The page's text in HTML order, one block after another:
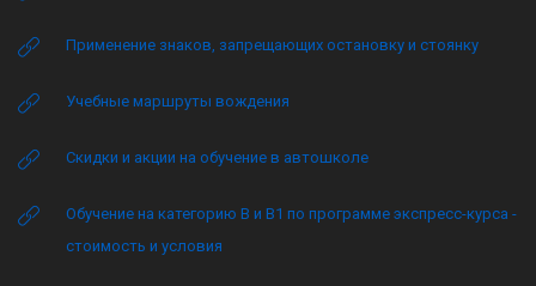
Применение знаков, запрещающих остановку и стоянку
Учебные маршруты вождения
Скидки и акции на обучение в автошколе
Обучение на категорию B и B1 по программе экспресс-курса -
стоимость и условия